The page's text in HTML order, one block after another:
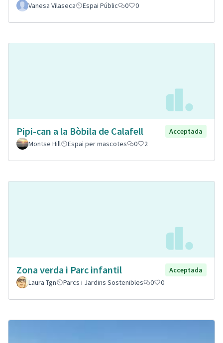
Vanesa Vilaseca Espai Públic 0 0
Pipi-can a la Bòbila de Calafell
Acceptada
Montse Hill
Espai per mascotes 0 2
Zona verda i Parc infantil
Acceptada
Laura Tgn
Parcs i Jardins Sostenibles 0 0